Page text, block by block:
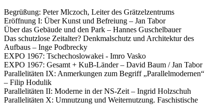
Begrüßung: Peter Mlczoch, Leiter des Grätzelzentrums
Eröffnung I: Über Kunst und Befreiung – Jan Tabor
Über das Gebäude und den Park – Hannes Guschelbauer
Das schutzlose Zeitalter? Denkmalschutz und Architektur des
Aufbaus – Inge Podbrecky
EXPO 1967: Tschechoslowakei - Imro Vasko
EXPO 1967: Gesamt + KuB-Länder – David Baum / Jan Tabor
Parallelitäten IX: Anmerkungen zum Begriff „Parallelmodernen“
– Filip Hodulik
Parallelitäten II: Moderne in der NS-Zeit – Ingrid Holzschuh
Parallelitäten X: Umnutzung und Weiternutzung. Faschistische